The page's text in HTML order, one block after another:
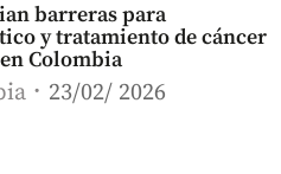
barreras para
y tratamiento de cáncer
Colombia
23/02/ 2026